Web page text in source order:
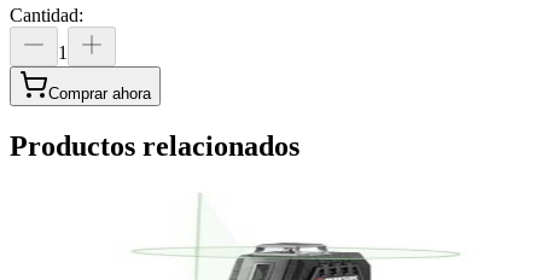
Cantidad:
1
Comprar ahora
Productos relacionados